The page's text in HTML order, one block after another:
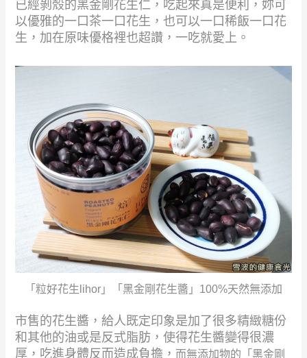
已經剝殼的黑金剛花生仁，吃起來真是便利，妳可
以優雅的一口茶一口花生，也可以一口稀飯一口花
生，加在原味優格裡也超讚，一吃就愛上。
「粒好花生lihor」「黑金剛花生醬」100%天然無添加
市售的花生醬，給人既定印象是加了很多精緻糖份
和其他的油或是反式脂肪，使得花生醬變得很濃
厚，吃進身體反而造成負擔， 而無添加物的「黑金剛